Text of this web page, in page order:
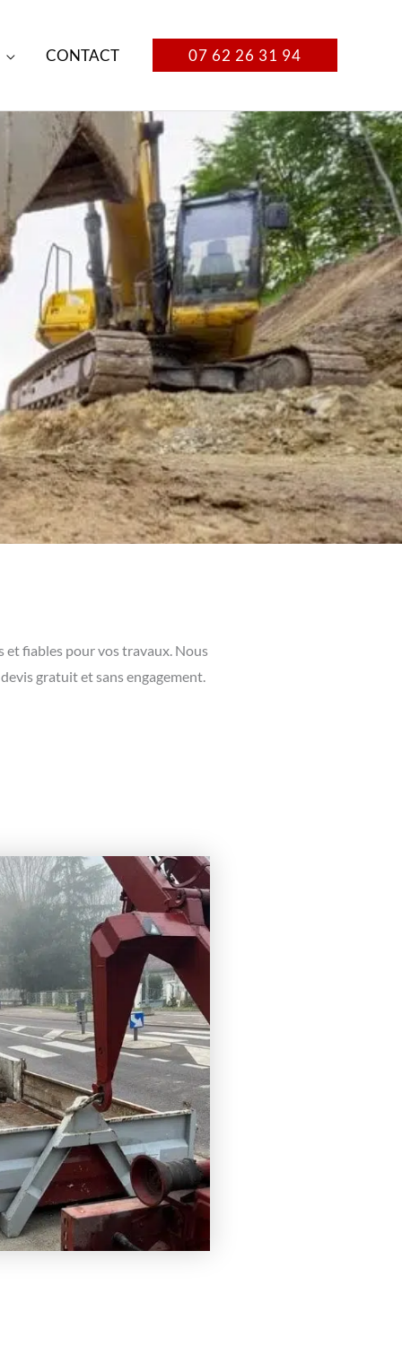
CONTACT 07 62 26 31 94
et fiables pour vos travaux. Nous
gratuit et sans engagement.